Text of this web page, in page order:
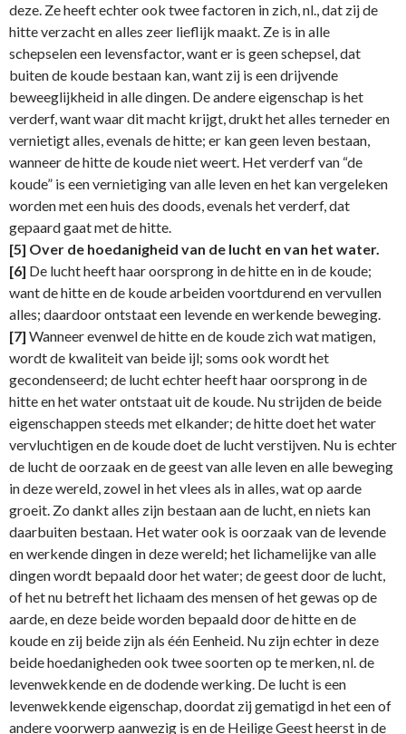
deze. Ze heeft echter ook twee factoren in zich, nl., dat zij de
hitte verzacht en alles zeer lieflijk maakt. Ze is in alle
schepselen een levensfactor, want er is geen schepsel, dat
buiten de koude bestaan kan, want zij is een drijvende
beweeglijkheid in alle dingen. De andere eigenschap is het
verderf, want waar dit macht krijgt, drukt het alles terneder en
vernietigt alles, evenals de hitte; er kan geen leven bestaan,
wanneer de hitte de koude niet weert. Het verderf van “de
koude” is een vernietiging van alle leven en het kan vergeleken
worden met een huis des doods, evenals het verderf, dat
gepaard gaat met de hitte.
[5] Over de hoedanigheid van de lucht en van het water.
[6] De lucht heeft haar oorsprong in de hitte en in de koude;
want de hitte en de koude arbeiden voortdurend en vervullen
alles; daardoor ontstaat een levende en werkende beweging.
[7] Wanneer evenwel de hitte en de koude zich wat matigen,
wordt de kwaliteit van beide ijl; soms ook wordt het
gecondenseerd; de lucht echter heeft haar oorsprong in de
hitte en het water ontstaat uit de koude. Nu strijden de beide
eigenschappen steeds met elkander; de hitte doet het water
vervluchtigen en de koude doet de lucht verstijven. Nu is echter
de lucht de oorzaak en de geest van alle leven en alle beweging
in deze wereld, zowel in het vlees als in alles, wat op aarde
groeit. Zo dankt alles zijn bestaan aan de lucht, en niets kan
daarbuiten bestaan. Het water ook is oorzaak van de levende
en werkende dingen in deze wereld; het lichamelijke van alle
dingen wordt bepaald door het water; de geest door de lucht,
of het nu betreft het lichaam des mensen of het gewas op de
aarde, en deze beide worden bepaald door de hitte en de
koude en zij beide zijn als één Eenheid. Nu zijn echter in deze
beide hoedanigheden ook twee soorten op te merken, nl. de
levenwekkende en de dodende werking. De lucht is een
levenwekkende eigenschap, door­dat zij gematigd in het een of
andere voorwerp aanwezig is en de Heilige Geest heerst in de